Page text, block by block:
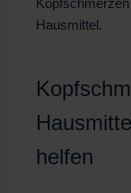
Hausmittel.
helfen